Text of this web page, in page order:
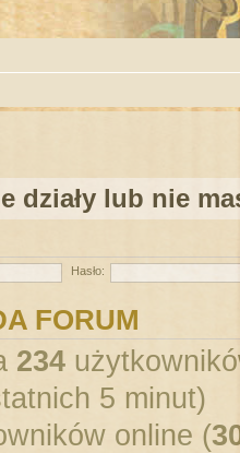
działy lub nie
Hasło:
FORUM
234
5 minut)
online (